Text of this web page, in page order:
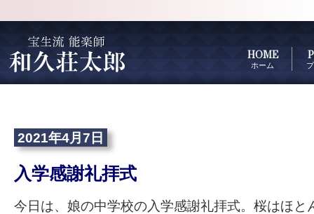
HOME
ホーム
2021年4月7日
入学感謝礼拝式
今日は、娘の中学校の入学感謝礼拝式。桜はほと